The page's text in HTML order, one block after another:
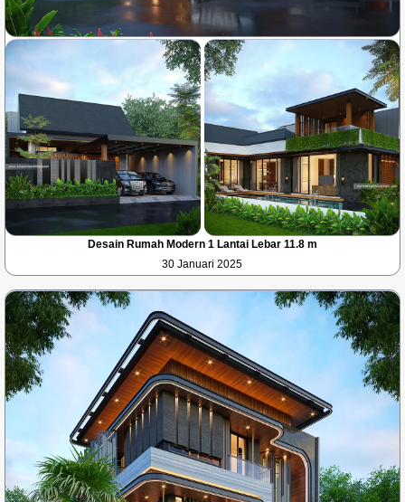
Desain Rumah Modern 1 Lantai Lebar 11.8 m
30 Januari 2025